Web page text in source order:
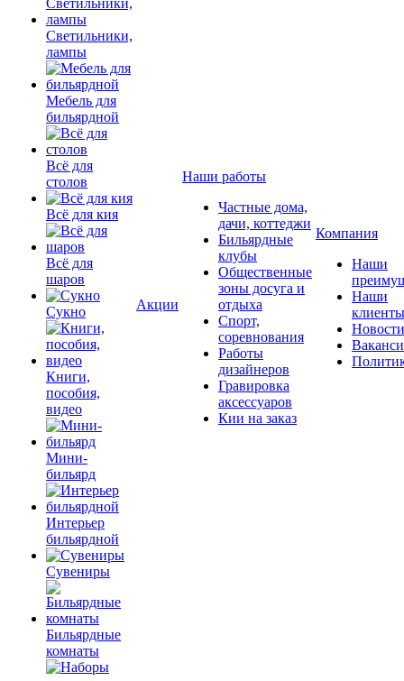
Светильники,
лампы
Мебель для
бильярдной
Всё для
столов
Всё для кия
Всё для
шаров
Сукно
Книги,
пособия,
видео
Мини-
бильярд
Интерьер
бильярдной
Сувениры
Бильярдные
комнаты
Акции
Наши работы
Частные дома,
дачи, коттеджи
Бильярдные
клубы
Общественные
зоны досуга и
отдыха
Спорт,
соревнования
Работы
дизайнеров
Гравировка
аксессуаров
Кии на заказ
Компания
Наши
Наши
клиенты
Новости